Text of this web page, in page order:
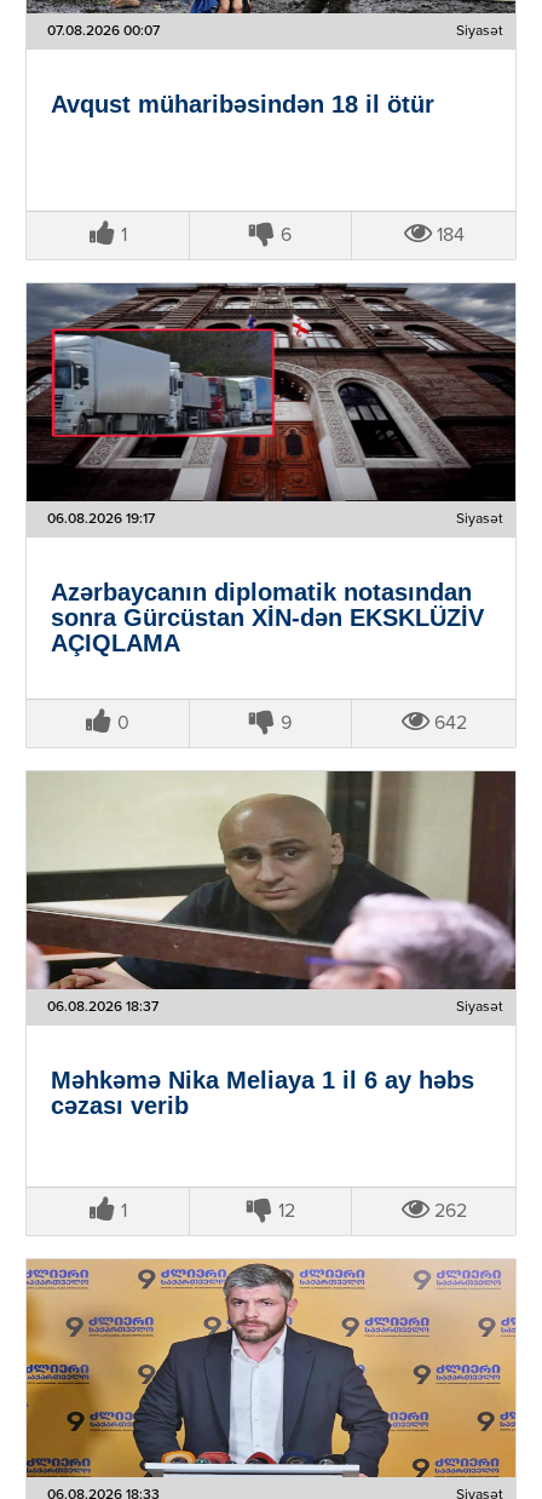
07.08.2026 00:07 Siyasət
Avqust müharibəsindən 18 il ötür
1 6 184
06.08.2026 19:17 Siyasət
Azərbaycanın diplomatik notasından
sonra Gürcüstan XİN-dən EKSKLÜZİV
AÇIQLAMA
0 9 642
06.08.2026 18:37 Siyasət
Məhkəmə Nika Meliaya 1 il 6 ay həbs
cəzası verib
1 12 262
06.08.2026 18:33 Siyasət